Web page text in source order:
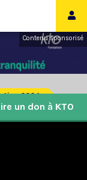
Contenu sponsorisé
2024
un don à KTO